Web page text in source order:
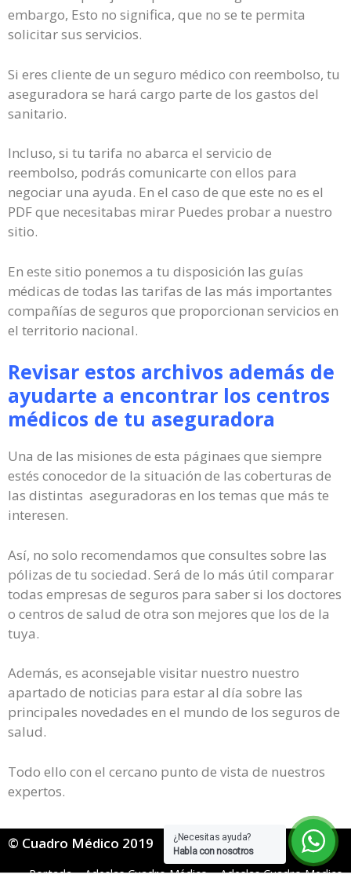
¿Necesitas ayuda?
Habla con nosotros
embargo, Esto no significa, que no se te permita
solicitar sus servicios.
Si eres cliente de un seguro médico con reembolso, tu
aseguradora se hará cargo parte de los gastos del
sanitario.
Incluso, si tu tarifa no abarca el servicio de
reembolso, podrás comunicarte con ellos para
negociar una ayuda. En el caso de que este no es el
PDF que necesitabas mirar Puedes probar a nuestro
sitio.
En este sitio ponemos a tu disposición las guías
médicas de todas las tarifas de las más importantes
compañías de seguros que proporcionan servicios en
el territorio nacional.
Revisar estos archivos además de
ayudarte a encontrar los centros
médicos de tu aseguradora
Una de las misiones de esta páginaes que siempre
estés conocedor de la situación de las coberturas de
las distintas aseguradoras en los temas que más te
interesen.
Así, no solo recomendamos que consultes sobre las
pólizas de tu sociedad. Será de lo más útil comparar
todas empresas de seguros para saber si los doctores
o centros de salud de otra son mejores que los de la
tuya.
Además, es aconsejable visitar nuestro nuestro
apartado de noticias para estar al día sobre las
principales novedades en el mundo de los seguros de
salud.
Todo ello con el cercano punto de vista de nuestros
expertos.
© Cuadro Médico 2019
Portada»Adeslas Cuadro Médico»Adeslas Cuadro Medico